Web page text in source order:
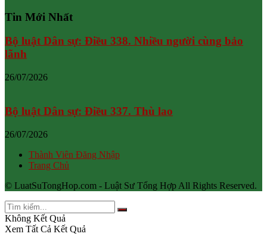
Tin Mới Nhất
Bộ luật Dân sự: Điều 338. Nhiều người cùng bảo
lãnh
26/07/2026
Bộ luật Dân sự: Điều 337. Thù lao
26/07/2026
Thành Viên Đăng Nhập
Trang Chủ
© LuatSuTongHop.com - Luật Sư Tổng Hợp All Rights Reserved.
Không Kết Quả
Xem Tất Cả Kết Quả